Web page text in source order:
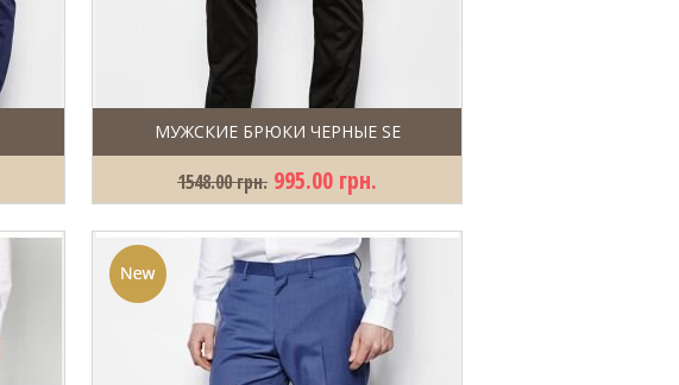
МУЖСКИЕ БРЮКИ ЧЕРНЫЕ SE
1548.00 грн. 995.00 грн.